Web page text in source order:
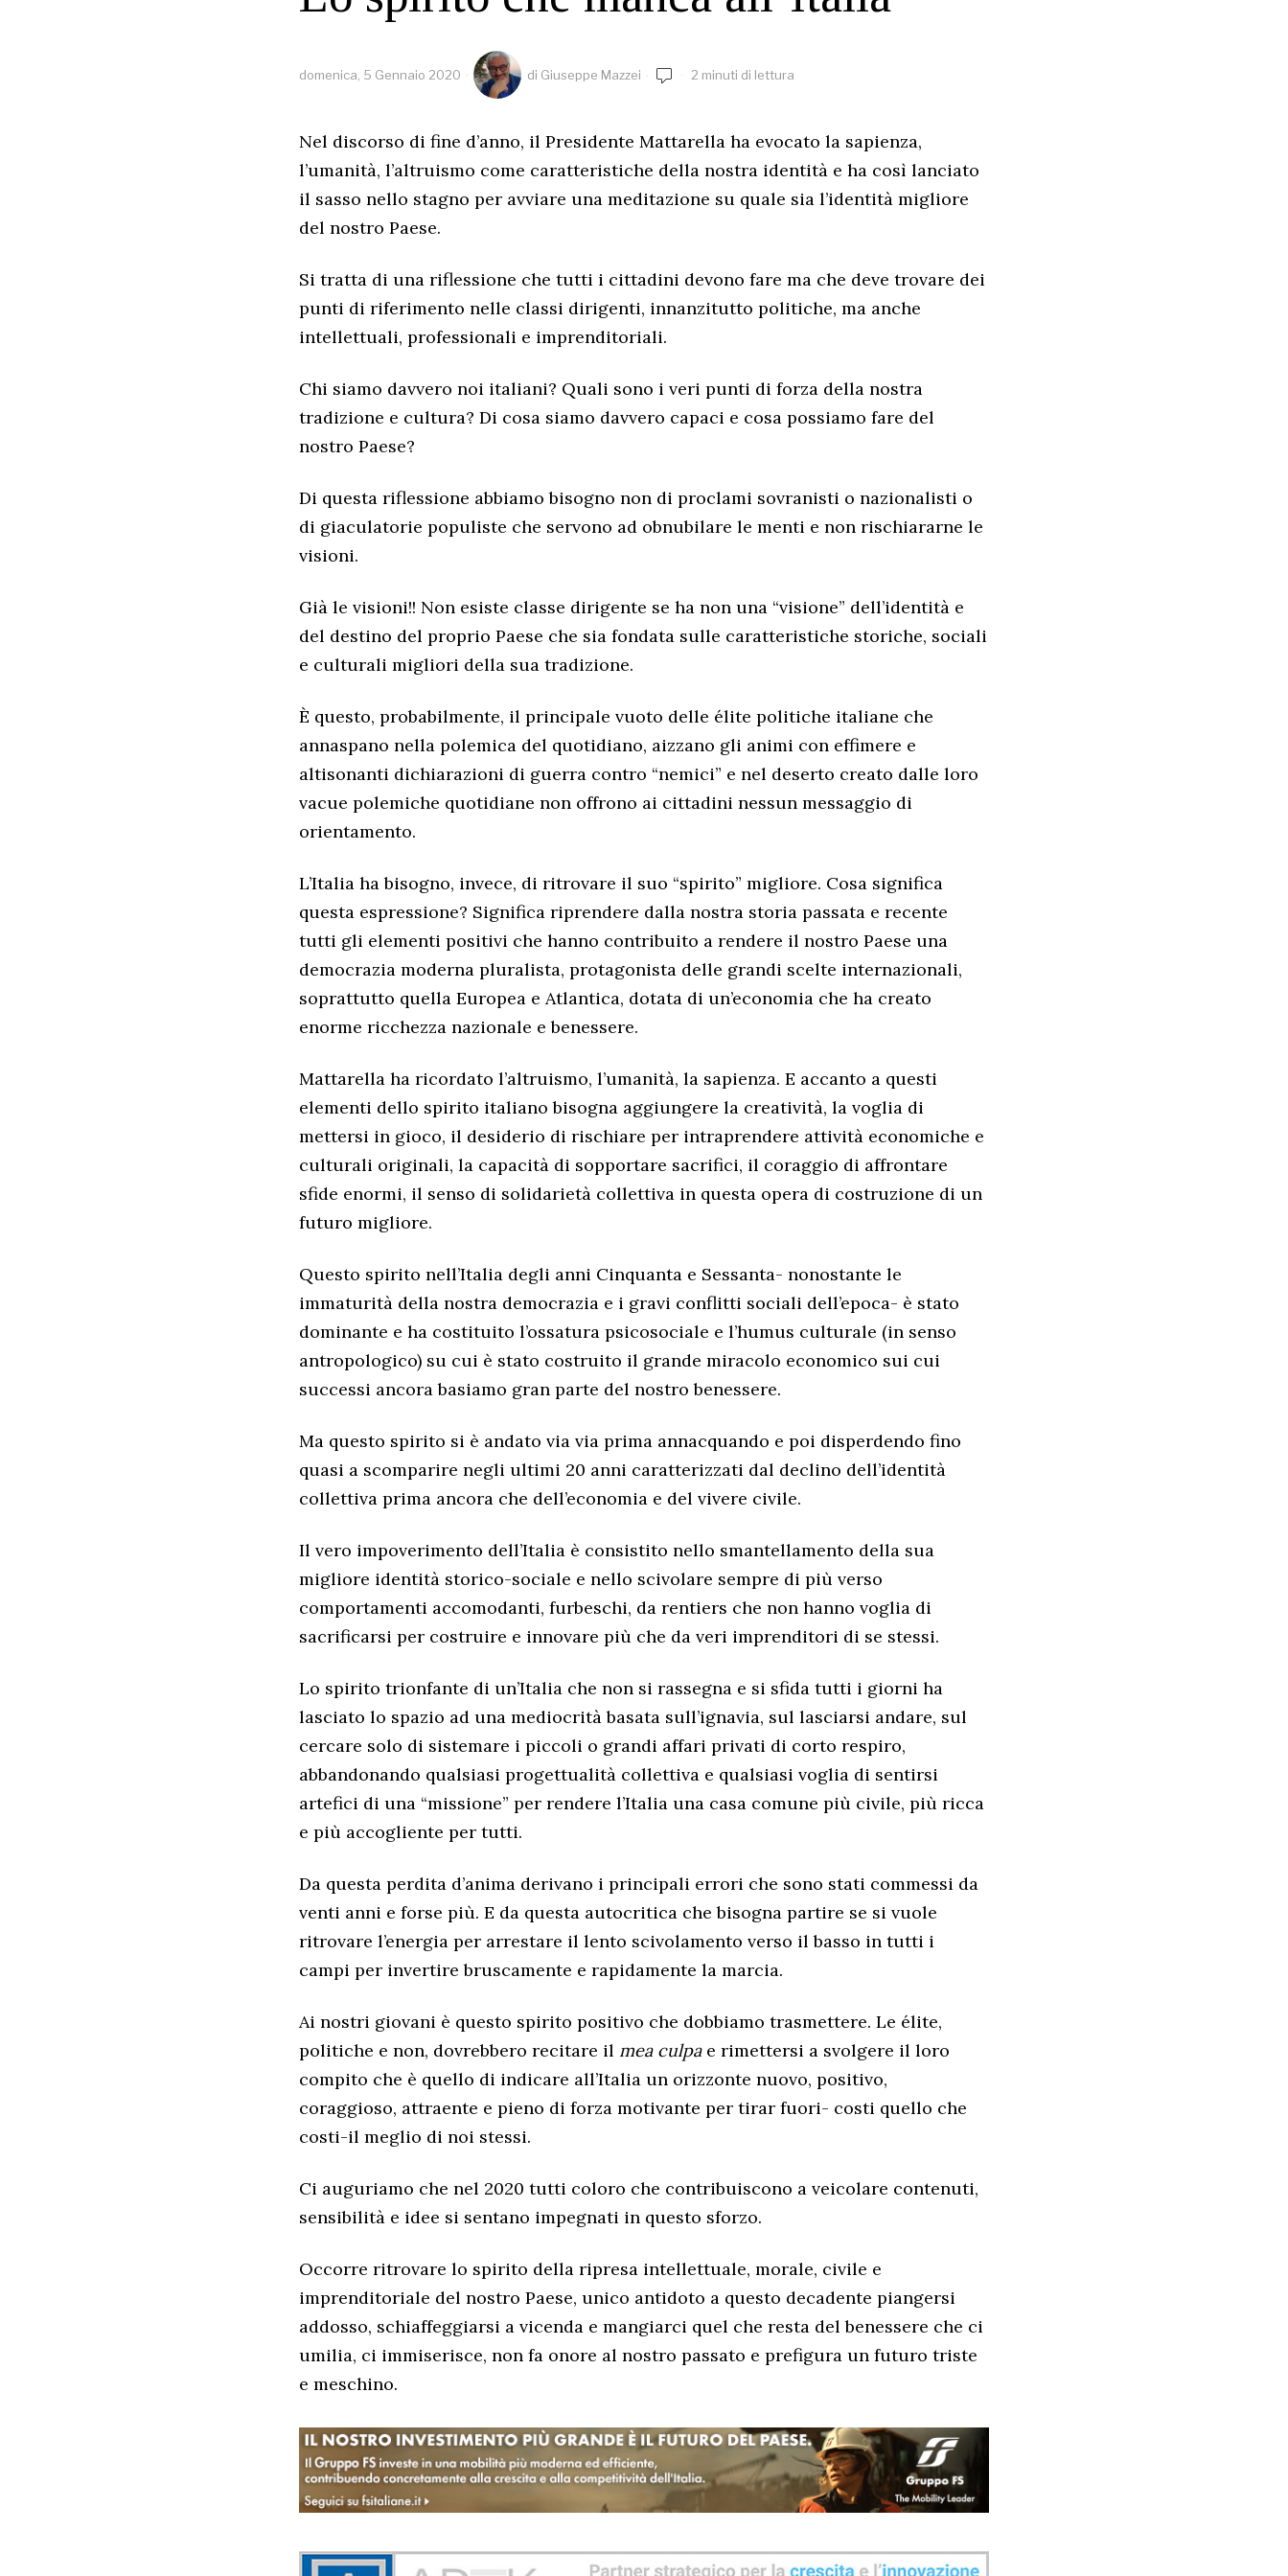
domenica, 5 Gennaio 2020 di Giuseppe Mazzei 2 minuti di lettura
Nel discorso di fine d’anno, il Presidente Mattarella ha evocato la sapienza,
l’umanità, l’altruismo come caratteristiche della nostra identità e ha così lanciato
il sasso nello stagno per avviare una meditazione su quale sia l’identità migliore
del nostro Paese.
Si tratta di una riflessione che tutti i cittadini devono fare ma che deve trovare dei
punti di riferimento nelle classi dirigenti, innanzitutto politiche, ma anche
intellettuali, professionali e imprenditoriali.
Chi siamo davvero noi italiani? Quali sono i veri punti di forza della nostra
tradizione e cultura? Di cosa siamo davvero capaci e cosa possiamo fare del
nostro Paese?
Di questa riflessione abbiamo bisogno non di proclami sovranisti o nazionalisti o
di giaculatorie populiste che servono ad obnubilare le menti e non rischiararne le
visioni.
Già le visioni!! Non esiste classe dirigente se ha non una “visione” dell’identità e
del destino del proprio Paese che sia fondata sulle caratteristiche storiche, sociali
e culturali migliori della sua tradizione.
È questo, probabilmente, il principale vuoto delle élite politiche italiane che
annaspano nella polemica del quotidiano, aizzano gli animi con effimere e
altisonanti dichiarazioni di guerra contro “nemici” e nel deserto creato dalle loro
vacue polemiche quotidiane non offrono ai cittadini nessun messaggio di
orientamento.
L’Italia ha bisogno, invece, di ritrovare il suo “spirito” migliore. Cosa significa
questa espressione? Significa riprendere dalla nostra storia passata e recente
tutti gli elementi positivi che hanno contribuito a rendere il nostro Paese una
democrazia moderna pluralista, protagonista delle grandi scelte internazionali,
soprattutto quella Europea e Atlantica, dotata di un’economia che ha creato
enorme ricchezza nazionale e benessere.
Mattarella ha ricordato l’altruismo, l’umanità, la sapienza. E accanto a questi
elementi dello spirito italiano bisogna aggiungere la creatività, la voglia di
mettersi in gioco, il desiderio di rischiare per intraprendere attività economiche e
culturali originali, la capacità di sopportare sacrifici, il coraggio di affrontare
sfide enormi, il senso di solidarietà collettiva in questa opera di costruzione di un
futuro migliore.
Questo spirito nell’Italia degli anni Cinquanta e Sessanta- nonostante le
immaturità della nostra democrazia e i gravi conflitti sociali dell’epoca- è stato
dominante e ha costituito l’ossatura psicosociale e l’humus culturale (in senso
antropologico) su cui è stato costruito il grande miracolo economico sui cui
successi ancora basiamo gran parte del nostro benessere.
Ma questo spirito si è andato via via prima annacquando e poi disperdendo fino
quasi a scomparire negli ultimi 20 anni caratterizzati dal declino dell’identità
collettiva prima ancora che dell’economia e del vivere civile.
Il vero impoverimento dell’Italia è consistito nello smantellamento della sua
migliore identità storico-sociale e nello scivolare sempre di più verso
comportamenti accomodanti, furbeschi, da rentiers che non hanno voglia di
sacrificarsi per costruire e innovare più che da veri imprenditori di se stessi.
Lo spirito trionfante di un’Italia che non si rassegna e si sfida tutti i giorni ha
lasciato lo spazio ad una mediocrità basata sull’ignavia, sul lasciarsi andare, sul
cercare solo di sistemare i piccoli o grandi affari privati di corto respiro,
abbandonando qualsiasi progettualità collettiva e qualsiasi voglia di sentirsi
artefici di una “missione” per rendere l’Italia una casa comune più civile, più ricca
e più accogliente per tutti.
Da questa perdita d’anima derivano i principali errori che sono stati commessi da
venti anni e forse più. E da questa autocritica che bisogna partire se si vuole
ritrovare l’energia per arrestare il lento scivolamento verso il basso in tutti i
campi per invertire bruscamente e rapidamente la marcia.
Ai nostri giovani è questo spirito positivo che dobbiamo trasmettere. Le élite,
politiche e non, dovrebbero recitare il mea culpae rimettersi a svolgere il loro
compito che è quello di indicare all’Italia un orizzonte nuovo, positivo,
coraggioso, attraente e pieno di forza motivante per tirar fuori- costi quello che
costi-il meglio di noi stessi.
Ci auguriamo che nel 2020 tutti coloro che contribuiscono a veicolare contenuti,
sensibilità e idee si sentano impegnati in questo sforzo.
Occorre ritrovare lo spirito della ripresa intellettuale, morale, civile e
imprenditoriale del nostro Paese, unico antidoto a questo decadente piangersi
addosso, schiaffeggiarsi a vicenda e mangiarci quel che resta del benessere che ci
umilia, ci immiserisce, non fa onore al nostro passato e prefigura un futuro triste
e meschino.